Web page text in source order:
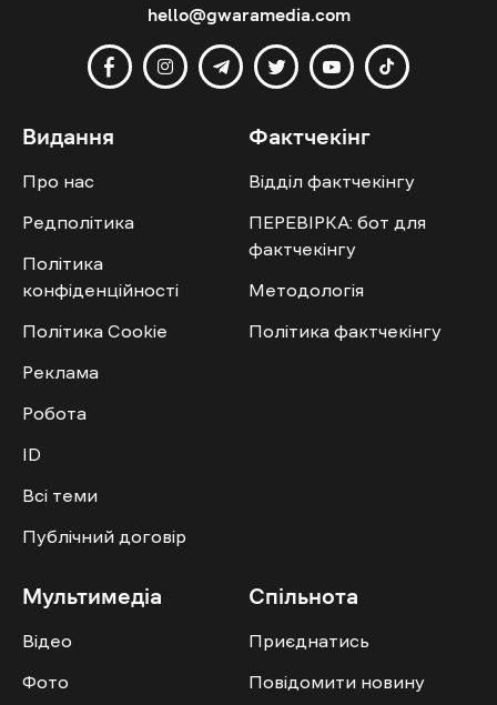
hello@gwaramedia.com
Видання
Про нас
Редполітика
Політика
конфіденційності
Політика Cookie
Реклама
Робота
ID
Всі теми
Публічний договір
Фактчекінг
Відділ фактчекінгу
ПЕРЕВІРКА: бот для
фактчекінгу
Методологія
Політика фактчекінгу
Мультимедіа
Відео
Фото
Спільнота
Приєднатись
Повідомити новину